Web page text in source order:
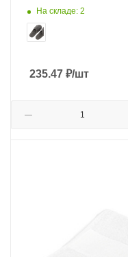
На складе: 2
235.47 ₽/шт